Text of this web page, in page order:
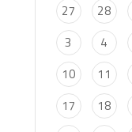
27 28
3
4
10
11
17
18